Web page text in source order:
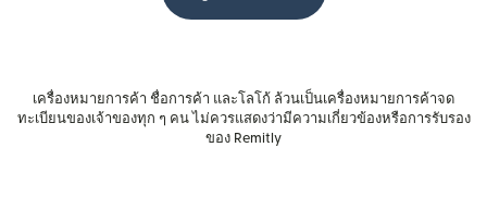
เครื่องหมายการค้า ชื่อการค้า และโลโก้ ล้วนเป็นเครื่องหมายการค้าจด
ทะเบียนของเจ้าของทุก ๆ คน ไม่ควรแสดงว่ามีความเกี่ยวข้องหรือการรับรอง
ของ Remitly